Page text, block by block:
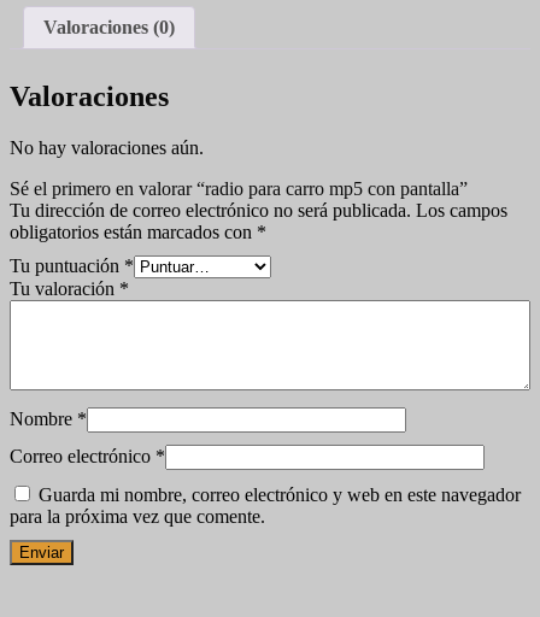
Valoraciones (0)
Valoraciones
No hay valoraciones aún.
Sé el primero en valorar “radio para carro mp5 con pantalla”
Tu dirección de correo electrónico no será publicada. Los campos
obligatorios están marcados con *
Tu puntuación *
Tu valoración *
Nombre *
Correo electrónico *
Guarda mi nombre, correo electrónico y web en este navegador
para la próxima vez que comente.